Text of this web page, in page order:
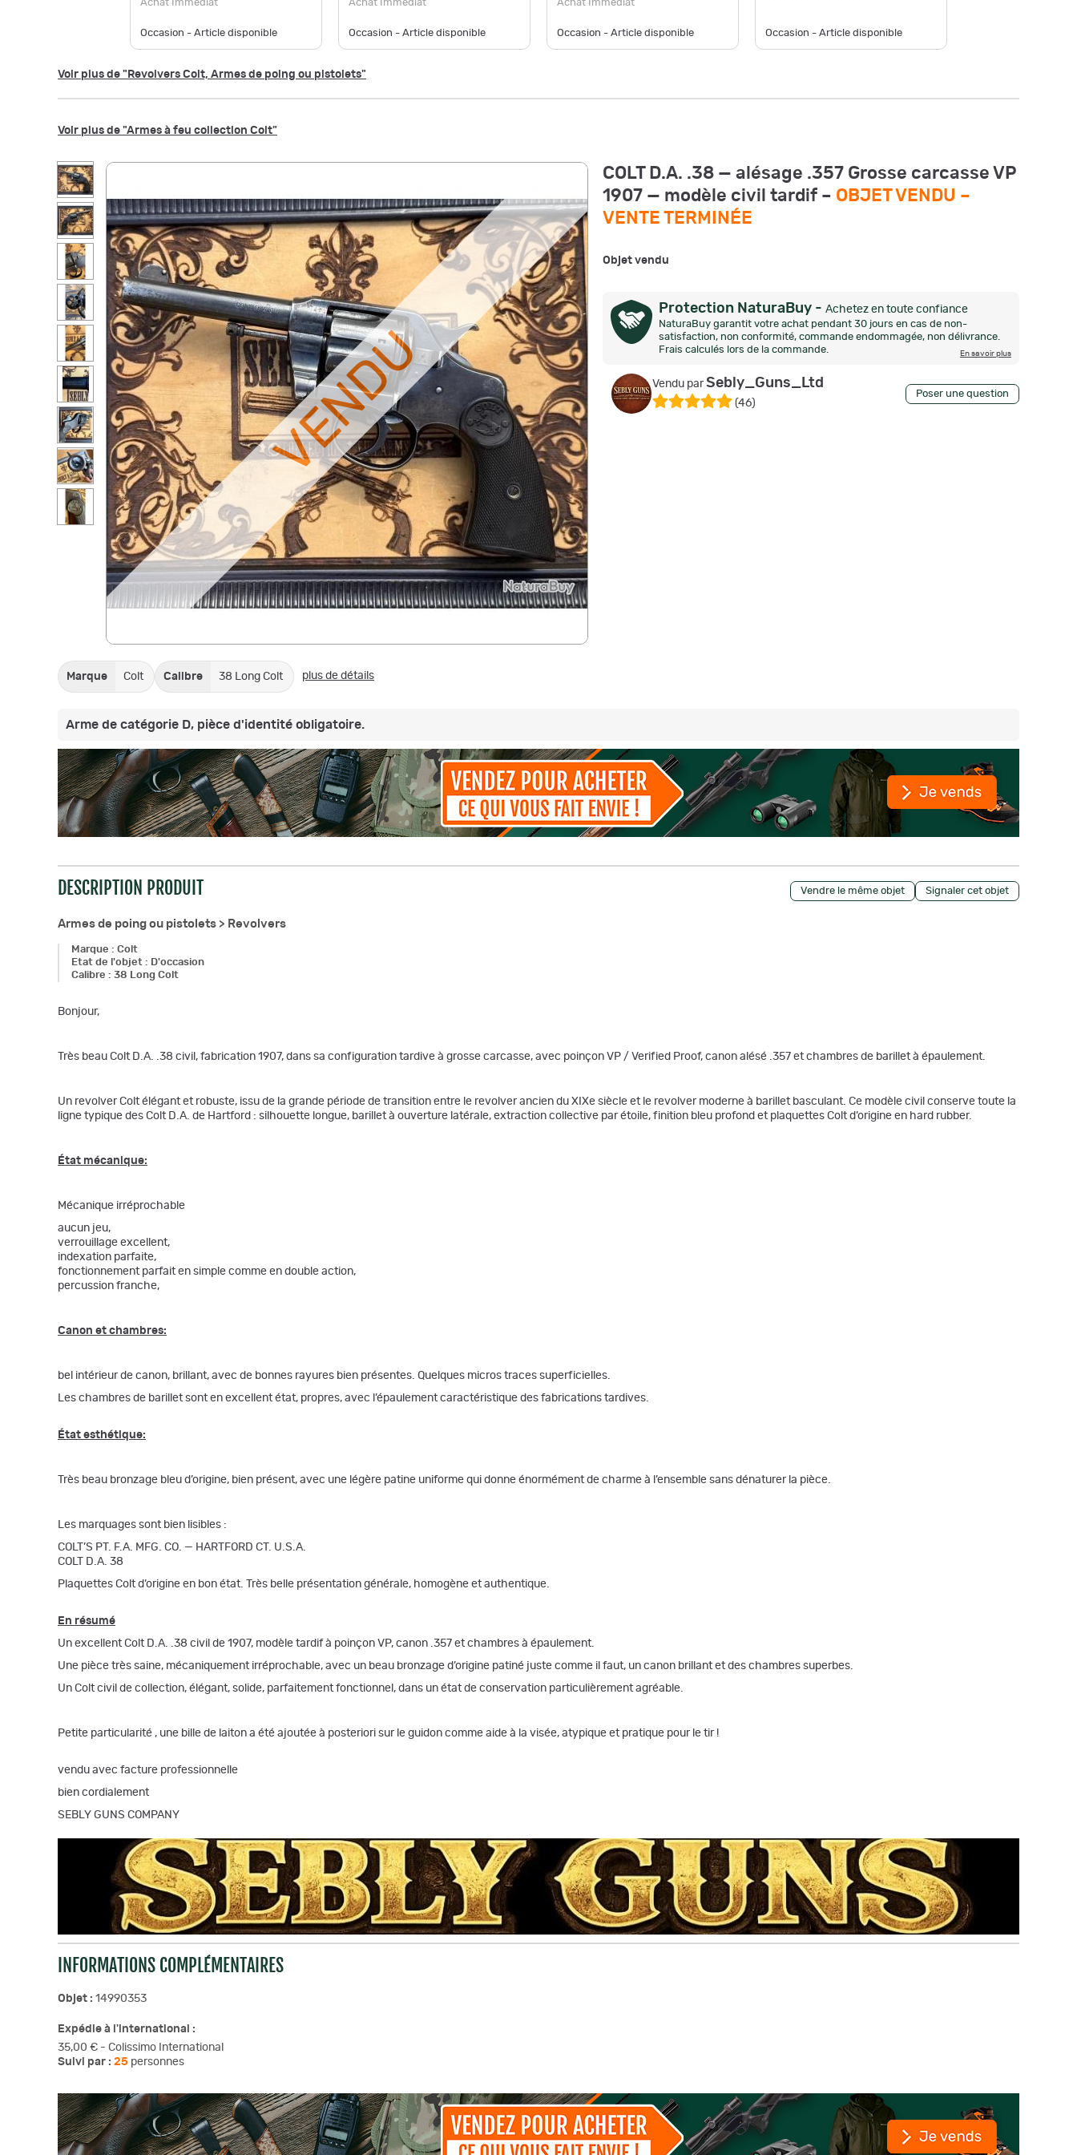
Achat Immédiat
Occasion - Article disponible
Achat Immédiat
Occasion - Article disponible
Achat Immédiat
Occasion - Article disponible Occasion - Article disponible
Voir plus de "Revolvers Colt, Armes de poing ou pistolets"
Voir plus de "Armes à feu collection Colt"
VENDU
Marque Colt Calibre 38 Long Colt plus de détails
COLT D.A. .38 — alésage .357 Grosse carcasse VP
1907 — modèle civil tardif – OBJET VENDU –
VENTE TERMINÉE
Objet vendu
Protection NaturaBuy - Achetez en toute confiance
NaturaBuy garantit votre achat pendant 30 jours en cas de non-
satisfaction, non conformité, commande endommagée, non délivrance.
Frais calculés lors de la commande.
En savoir plus
Vendu parSebly_Guns_Ltd
(46)
Poser une question
Arme de catégorie D, pièce d'identité obligatoire.
Vendre le même objet Signaler cet objet
DESCRIPTION PRODUIT
Armes de poing ou pistolets > Revolvers
Marque : Colt
Etat de l'objet : D'occasion
Calibre : 38 Long Colt
Bonjour,
Très beau Colt D.A. .38 civil, fabrication 1907, dans sa configuration tardive à grosse carcasse, avec poinçon VP / Verified Proof, canon alésé .357 et chambres de barillet à épaulement.
Un revolver Colt élégant et robuste, issu de la grande période de transition entre le revolver ancien du XIXe siècle et le revolver moderne à barillet basculant. Ce modèle civil conserve toute la
ligne typique des Colt D.A. de Hartford : silhouette longue, barillet à ouverture latérale, extraction collective par étoile, finition bleu profond et plaquettes Colt d’origine en hard rubber.
État mécanique:
Mécanique irréprochable
aucun jeu,
verrouillage excellent,
indexation parfaite,
fonctionnement parfait en simple comme en double action,
percussion franche,
Canon et chambres:
bel intérieur de canon, brillant, avec de bonnes rayures bien présentes. Quelques micros traces superficielles.
Les chambres de barillet sont en excellent état, propres, avec l’épaulement caractéristique des fabrications tardives.
État esthétique:
Très beau bronzage bleu d’origine, bien présent, avec une légère patine uniforme qui donne énormément de charme à l’ensemble sans dénaturer la pièce.
Les marquages sont bien lisibles :
COLT’S PT. F.A. MFG. CO. — HARTFORD CT. U.S.A.
COLT D.A. 38
Plaquettes Colt d’origine en bon état. Très belle présentation générale, homogène et authentique.
En résumé
Un excellent Colt D.A. .38 civil de 1907, modèle tardif à poinçon VP, canon .357 et chambres à épaulement.
Une pièce très saine, mécaniquement irréprochable, avec un beau bronzage d’origine patiné juste comme il faut, un canon brillant et des chambres superbes.
Un Colt civil de collection, élégant, solide, parfaitement fonctionnel, dans un état de conservation particulièrement agréable.
Petite particularité , une bille de laiton a été ajoutée à posteriori sur le guidon comme aide à la visée, atypique et pratique pour le tir !
vendu avec facture professionnelle
bien cordialement
SEBLY GUNS COMPANY
INFORMATIONS COMPLÉMENTAIRES
Objet : 14990353
Expédie à l'international :
35,00 € - Colissimo International
Suivi par : 25 personnes